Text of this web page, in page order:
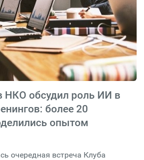
НКО обсудил роль ИИ в
более 20
опытом
очередная встреча Клуба